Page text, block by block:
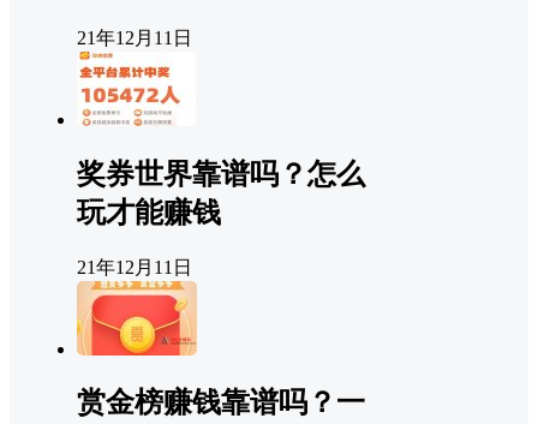
21年12月11日
奖券世界靠谱吗？怎么
玩才能赚钱
21年12月11日
赏金榜赚钱靠谱吗？一